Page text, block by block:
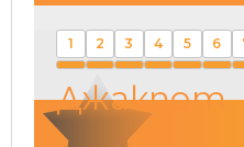
1 2 3 4 5 6
Джакпот